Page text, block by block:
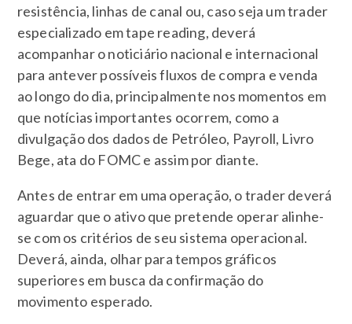
resistência, linhas de canal ou, caso seja um trader
especializado em tape reading, deverá
acompanhar o noticiário nacional e internacional
para antever possíveis fluxos de compra e venda
ao longo do dia, principalmente nos momentos em
que notícias importantes ocorrem, como a
divulgação dos dados de Petróleo, Payroll, Livro
Bege, ata do FOMC e assim por diante.
Antes de entrar em uma operação, o trader deverá
aguardar que o ativo que pretende operar alinhe-
se com os critérios de seu sistema operacional.
Deverá, ainda, olhar para tempos gráficos
superiores em busca da confirmação do
movimento esperado.